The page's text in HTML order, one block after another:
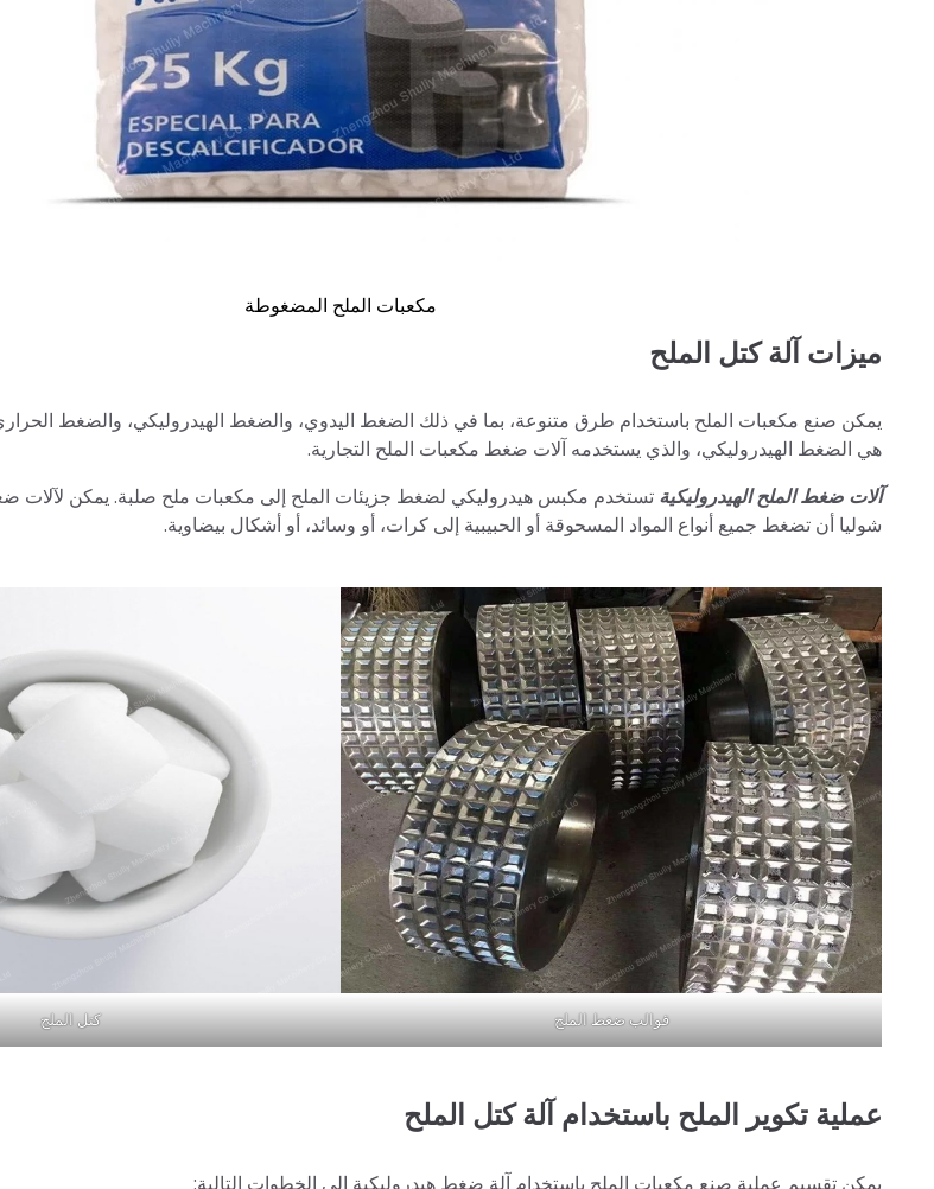
مكعبات الملح المضغوطة
ميزات آلة كتل الملح
يمكن صنع مكعبات الملح باستخدام طرق متنوعة، بما في ذلك الضغط اليدوي، والضغط الهيدروليكي، والضغط
هي الضغط الهيدروليكي، والذي يستخدمه آلات ضغط مكعبات الملح التجارية.
آلات ضغط الملح الهيدروليكية تستخدم مكبس هيدروليكي لضغط جزيئات الملح إلى مكعبات ملح صلبة. يمكن لآلات
شوليا أن تضغط جميع أنواع المواد المسحوقة أو الحبيبية إلى كرات، أو وسائد، أو أشكال بيضاوية.
قوالب ضغط الملح كتل الملح
عملية تكوير الملح باستخدام آلة كتل الملح
يمكن تقسيم عملية صنع مكعبات الملح باستخدام آلة ضغط هيدروليكية إلى الخطوات التالية: